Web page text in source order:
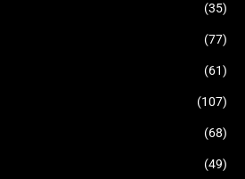
(35)
(77)
(61)
(107)
(68)
(49)